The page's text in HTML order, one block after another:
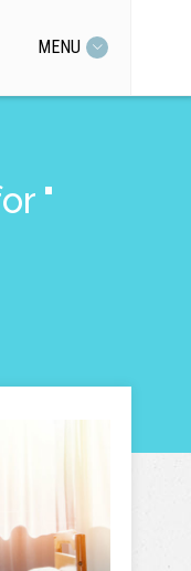
MENU
"